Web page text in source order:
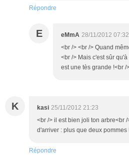
Répondre
E eMmA 28/11/2012 07:32
<br /> <br /> Quand
<br /> Mais c'est sûr
est une tès grande !<br /
K kasi 25/11/2012 21:23
<br /> il est bien joli ton arbre<br
d'arriver : plus que deux pommes
Répondre